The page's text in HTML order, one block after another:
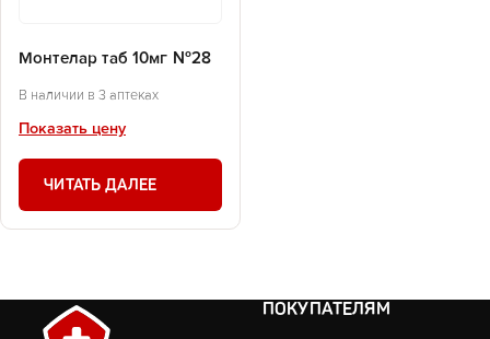
Монтелар таб 10мг №28
В наличии в 3 аптеках
Показать цену
ЧИТАТЬ ДАЛЕЕ
ПОКУПАТЕЛЯМ